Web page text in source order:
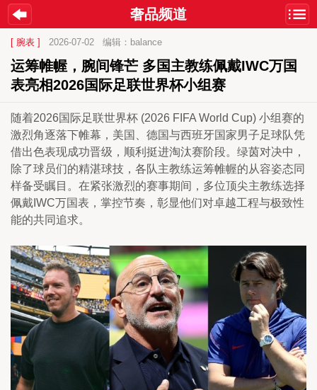
奢品频道
[ 腕表 ] 2026-07-02 编辑：balance
运筹帷幄，腕间锋芒 多国主教练佩戴IWC万国
表亮相2026国际足联世界杯小组赛
随着2026国际足联世界杯 (2026 FIFA World Cup) 小组赛的
激烈角逐落下帷幕，美国、德国与西班牙国家男子足球队凭
借出色表现成功晋级，顺利挺进淘汰赛阶段。绿茵对决中，
除了球员们的精湛球技，各队主教练运筹帷幄的从容姿态同
样备受瞩目。在紧张激烈的赛事期间，多位顶尖主教练选择
佩戴IWC万国表，掌控节奏，彰显他们对卓越工程与极致性
能的共同追求。